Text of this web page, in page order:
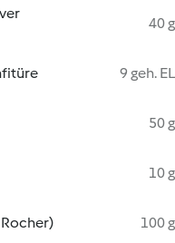
40 g
9 geh. EL
50 g
10 g
100 g